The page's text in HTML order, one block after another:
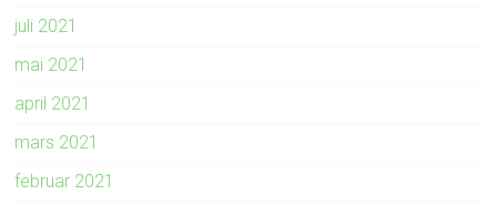
juli 2021
mai 2021
april 2021
mars 2021
februar 2021